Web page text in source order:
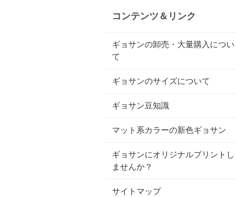
コンテンツ＆リンク
ギョサンの卸売・大量購入につい
て
ギョサンのサイズについて
ギョサン豆知識
マット系カラーの新色ギョサン
ギョサンにオリジナルプリントし
ませんか？
サイトマップ